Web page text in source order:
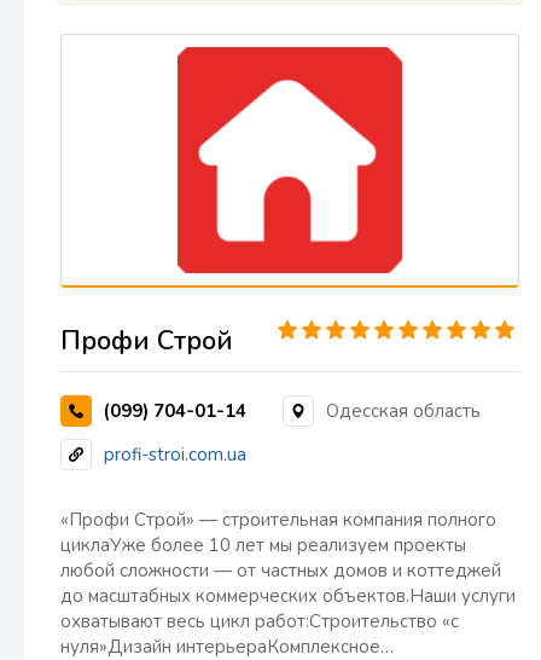
Профи Строй
(099) 704-01-14
Одесская область
profi-stroi.com.ua
«Профи Строй» — строительная компания полного
циклаУже более 10 лет мы реализуем проекты
любой сложности — от частных домов и коттеджей
до масштабных коммерческих объектов.Наши услуги
охватывают весь цикл работ:Строительство «с
нуля»Дизайн интерьераКомплексное…